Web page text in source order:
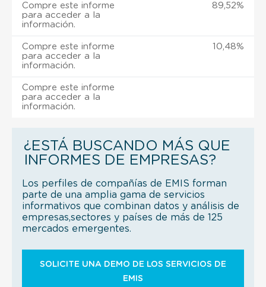
Compre este informe
para acceder a la
información.
89,52%
Compre este informe
para acceder a la
información.
10,48%
Compre este informe
para acceder a la
información.
¿ESTÁ BUSCANDO MÁS QUE
INFORMES DE EMPRESAS?
Los perfiles de compañías de EMIS forman
parte de una amplia gama de servicios
informativos que combinan datos y análisis de
empresas,sectores y países de más de 125
mercados emergentes.
SOLICITE UNA DEMO DE LOS SERVICIOS DE
EMIS